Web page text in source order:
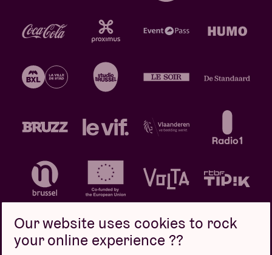
Our website uses cookies to rock
your online experience ??